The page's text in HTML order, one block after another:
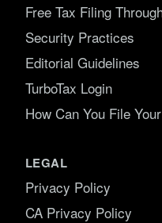
Free Tax Filing
Security Practices
Editorial Guidelines
TurboTax Login
How Can You File
LEGAL
Privacy Policy
CA Privacy Policy